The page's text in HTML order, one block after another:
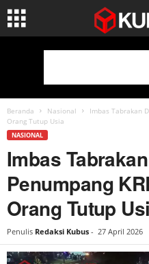
Beranda Nasional
Imbas Tabrakan
Orang Tutup Usia
NASIONAL
Imbas
Penumpang
Orang Tutup
Penulis Redaksi Kubus - 27 April 2026